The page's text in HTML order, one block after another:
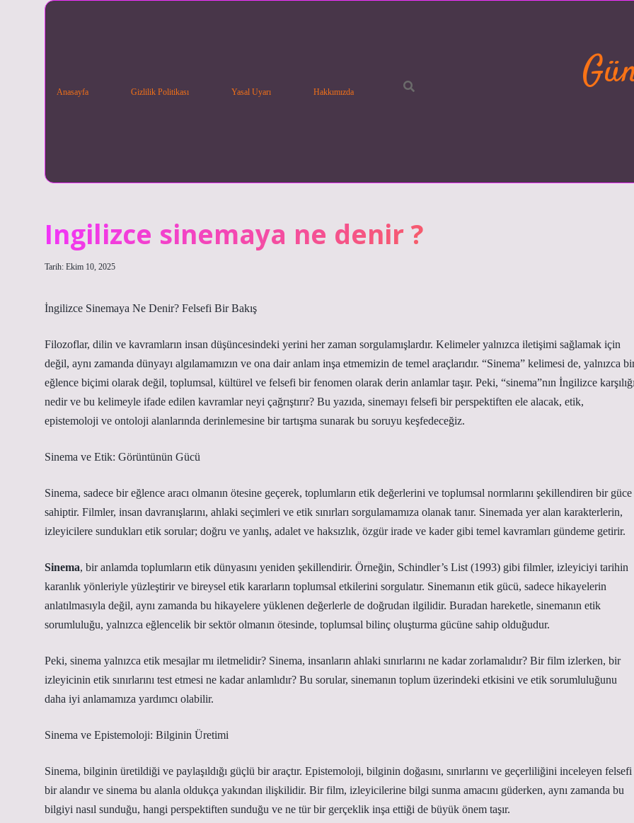
Anasayfa Gizlilik Politikası Yasal Uyarı Hakkımızda
Ingilizce sinemaya ne denir ?
Tarih: Ekim 10, 2025
İngilizce Sinemaya Ne Denir? Felsefi Bir Bakış
Filozoflar, dilin ve kavramların insan düşüncesindeki yerini her zaman sorgulamışlardır. Kelimeler yalnızca iletişimi sağlamak için
değil, aynı zamanda dünyayı algılamamızın ve ona dair anlam inşa etmemizin de temel araçlarıdır. “Sinema” kelimesi de, yalnızca
eğlence biçimi olarak değil, toplumsal, kültürel ve felsefi bir fenomen olarak derin anlamlar taşır. Peki, “sinema”nın İngilizce
nedir ve bu kelimeyle ifade edilen kavramlar neyi çağrıştırır? Bu yazıda, sinemayı felsefi bir perspektiften ele alacak, etik,
epistemoloji ve ontoloji alanlarında derinlemesine bir tartışma sunarak bu soruyu keşfedeceğiz.
Sinema ve Etik: Görüntünün Gücü
Sinema, sadece bir eğlence aracı olmanın ötesine geçerek, toplumların etik değerlerini ve toplumsal normlarını şekillendiren bir güce
sahiptir. Filmler, insan davranışlarını, ahlaki seçimleri ve etik sınırları sorgulamamıza olanak tanır. Sinemada yer alan karakterlerin,
izleyicilere sundukları etik sorular; doğru ve yanlış, adalet ve haksızlık, özgür irade ve kader gibi temel kavramları gündeme getirir.
Sinema, bir anlamda toplumların etik dünyasını yeniden şekillendirir. Örneğin, Schindler’s List (1993) gibi filmler, izleyiciyi tarihin
karanlık yönleriyle yüzleştirir ve bireysel etik kararların toplumsal etkilerini sorgulatır. Sinemanın etik gücü, sadece hikayelerin
anlatılmasıyla değil, aynı zamanda bu hikayelere yüklenen değerlerle de doğrudan ilgilidir. Buradan hareketle, sinemanın etik
sorumluluğu, yalnızca eğlencelik bir sektör olmanın ötesinde, toplumsal bilinç oluşturma gücüne sahip olduğudur.
Peki, sinema yalnızca etik mesajlar mı iletmelidir? Sinema, insanların ahlaki sınırlarını ne kadar zorlamalıdır? Bir film izlerken, bir
izleyicinin etik sınırlarını test etmesi ne kadar anlamlıdır? Bu sorular, sinemanın toplum üzerindeki etkisini ve etik sorumluluğunu
daha iyi anlamamıza yardımcı olabilir.
Sinema ve Epistemoloji: Bilginin Üretimi
Sinema, bilginin üretildiği ve paylaşıldığı güçlü bir araçtır. Epistemoloji, bilginin doğasını, sınırlarını ve geçerliliğini inceleyen felsefi
bir alandır ve sinema bu alanla oldukça yakından ilişkilidir. Bir film, izleyicilerine bilgi sunma amacını güderken, aynı zamanda bu
bilgiyi nasıl sunduğu, hangi perspektiften sunduğu ve ne tür bir gerçeklik inşa ettiği de büyük önem taşır.